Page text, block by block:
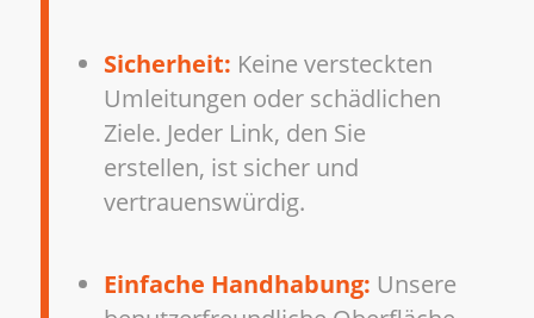
Sicherheit: Keine versteckten
Umleitungen oder schädlichen
Ziele. Jeder Link, den Sie
erstellen, ist sicher und
vertrauenswürdig.
Einfache Handhabung: Unsere